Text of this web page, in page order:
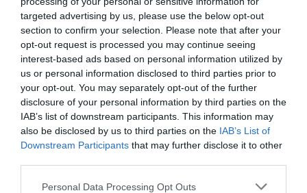
targeted advertising by us, please use the below opt-out
section to confirm your selection. Please note that after your
opt-out request is processed you may continue seeing
interest-based ads based on personal information utilized by
us or personal information disclosed to third parties prior to
your opt-out. You may separately opt-out of the further
disclosure of your personal information by third parties on the
IAB’s list of downstream participants. This information may
also be disclosed by us to third parties on the IAB’s List of
Downstream Participants that may further disclose it to other
Personal Data Processing Opt Outs
Απλά προσθέστε ένα μακρύ καμηλό παλτό και
είστε έτοιμη!
Δείτε την εμφάνιση της Chiara Ferragni: